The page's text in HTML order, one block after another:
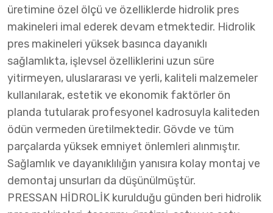
üretimine özel ölçü ve özelliklerde hidrolik pres
makineleri imal ederek devam etmektedir. Hidrolik
pres makineleri yüksek basınca dayanıklı
sağlamlıkta, işlevsel özelliklerini uzun süre
yitirmeyen, uluslararası ve yerli, kaliteli malzemeler
kullanılarak, estetik ve ekonomik faktörler ön
planda tutularak profesyonel kadrosuyla kaliteden
ödün vermeden üretilmektedir. Gövde ve tüm
parçalarda yüksek emniyet önlemleri alınmıştır.
Sağlamlık ve dayanıklılığın yanısıra kolay montaj ve
demontaj unsurları da düşünülmüştür.
PRESSAN HİDROLİK kurulduğu günden beri hidrolik